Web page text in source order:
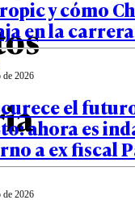
y cómo
en la
de 2026
el
ahora es
a ex fiscal
de 2026